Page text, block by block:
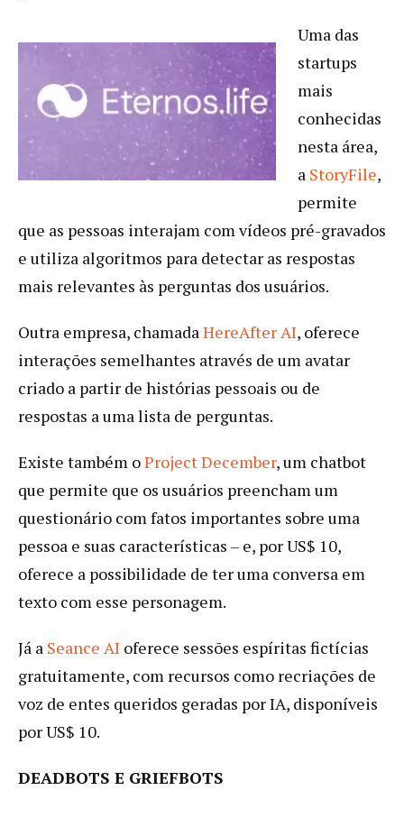
Uma das
startups
mais
conhecidas
nesta área,
a StoryFile,
permite
que as pessoas interajam com vídeos pré-gravados
e utiliza algoritmos para detectar as respostas
mais relevantes às perguntas dos usuários.
Outra empresa, chamadaHereAfter AI, oferece
interações semelhantes através de um avatar
criado a partir de histórias pessoais ou de
respostas a uma lista de perguntas.
Existe também oProject December, um chatbot
que permite que os usuários preencham um
questionário com fatos importantes sobre uma
pessoa e suas características – e, por US$ 10,
oferece a possibilidade de ter uma conversa em
texto com esse personagem.
Já a Seance AI oferece sessões espíritas fictícias
gratuitamente, com recursos como recriações de
voz de entes queridos geradas por IA, disponíveis
por US$ 10.
DEADBOTS E GRIEFBOTS